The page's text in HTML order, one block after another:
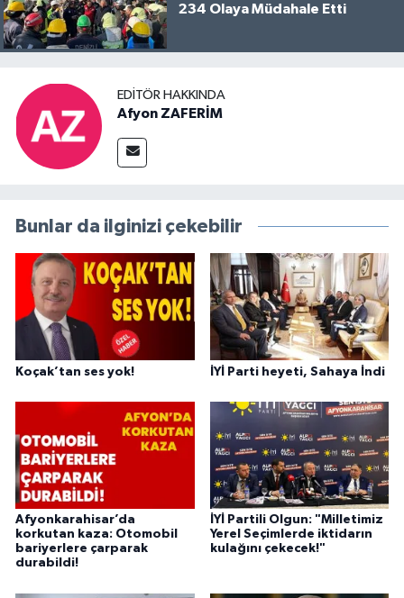
234 Olaya Müdahale Etti
EDITÖR HAKKINDA
Afyon ZAFERİM
Bunlar da ilginizi çekebilir
Koçak’tan ses yok! İYİ Parti heyeti, Sahaya İndi
Afyonkarahisar’da
korkutan kaza: Otomobil
bariyerlere çarparak
durabildi!
İYİ Partili Olgun: "Milletimiz
Yerel Seçimlerde iktidarın
kulağını çekecek!"